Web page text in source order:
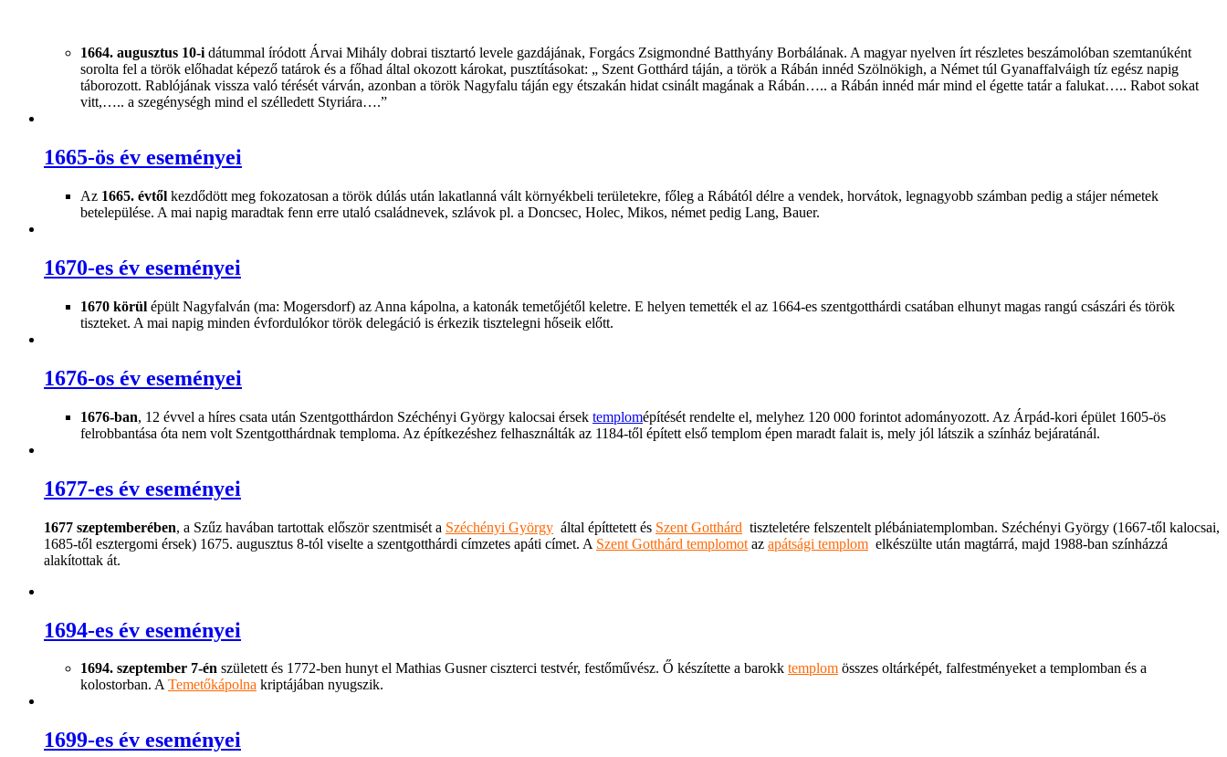
1664. augusztus 10-i dátummal íródott Árvai Mihály dobrai tisztartó levele gazdájának, Forgács Zsigmondné Batthyány Borbálának. A magyar nyelven írt részletes beszámolóban szemtanúként
sorolta fel a török előhadat képező tatárok és a főhad által okozott károkat, pusztításokat: „ Szent Gotthárd táján, a török a Rábán innéd Szölnökigh, a Német túl Gyanaffalváigh tíz egész napig
táborozott. Rablójának vissza való térését várván, azonban a török Nagyfalu táján egy étszakán hidat csinált magának a Rábán….. a Rábán innéd már mind el égette tatár a falukat….. Rabot sokat
vitt,….. a szegénységh mind el szélledett Styriára….”
1665-ös év eseményei
Az 1665. évtől kezdődött meg fokozatosan a török dúlás után lakatlanná vált környékbeli területekre, főleg a Rábától délre a vendek, horvátok, legnagyobb számban pedig a stájer németek
betelepülése. A mai napig maradtak fenn erre utaló családnevek, szlávok pl. a Doncsec, Holec, Mikos, német pedig Lang, Bauer.
1670-es év eseményei
1670 körül épült Nagyfalván (ma: Mogersdorf) az Anna kápolna, a katonák temetőjétől keletre. E helyen temették el az 1664-es szentgotthárdi csatában elhunyt magas rangú császári és török
tiszteket. A mai napig minden évfordulókor török delegáció is érkezik tisztelegni hőseik előtt.
1676-os év eseményei
1676-ban, 12 évvel a híres csata után Szentgotthárdon Széchényi György kalocsai érsek templomépítését rendelte el, melyhez 120 000 forintot adományozott. Az Árpád-kori épület 1605-ös
felrobbantása óta nem volt Szentgotthárdnak temploma. Az építkezéshez felhasználták az 1184-től épített első templom épen maradt falait is, mely jól látszik a színház bejáratánál.
1677-es év eseményei
1677 szeptemberében, a Szűz havában tartottak először szentmisét a Széchényi György által építtetett és Szent Gotthárd tiszteletére felszentelt plébániatemplomban. Széchényi György (1667-től kalocsai,
1685-től esztergomi érsek) 1675. augusztus 8-tól viselte a szentgotthárdi címzetes apáti címet. A Szent Gotthárd templomot az apátsági templom elkészülte után magtárrá, majd 1988-ban színházzá
alakítottak át.
1694-es év eseményei
1694. szeptember 7-én született és 1772-ben hunyt el Mathias Gusner ciszterci testvér, festőművész. Ő készítette a barokk templom összes oltárképét, falfestményeket a templomban és a
kolostorban. ATemetőkápolna kriptájában nyugszik.
1699-es év eseményei